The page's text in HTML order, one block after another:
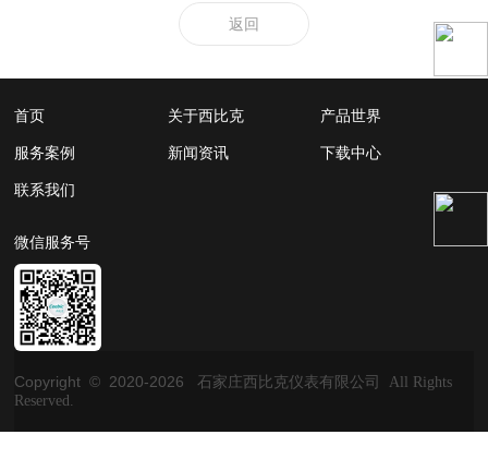
返回
首页 关于西比克 产品世界
服务案例 新闻资讯 下载中心
联系我们
微信服务号
Copyright © 2020-2026
石家庄西比克仪表有限公司 All Rights
Reserved.